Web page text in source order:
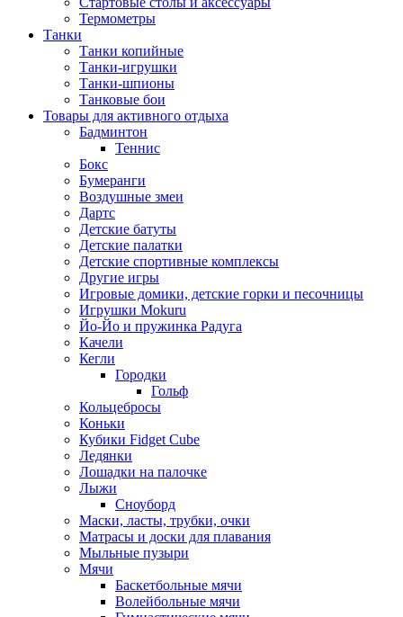
Термометры
Танки
Танки копийные
Танки-игрушки
Танки-шпионы
Танковые бои
Товары для активного отдыха
Бадминтон
Теннис
Бокс
Бумеранги
Воздушные змеи
Дартс
Детские батуты
Детские палатки
Детские спортивные комплексы
Другие игры
Игровые домики, детские горки и песочницы
Игрушки Mokuru
Йо-Йо и пружинка Радуга
Качели
Кегли
Городки
Гольф
Кольцебросы
Коньки
Кубики Fidget Cube
Ледянки
Лошадки на палочке
Лыжи
Сноуборд
Маски, ласты, трубки, очки
Матрасы и доски для плавания
Мыльные пузыри
Мячи
Баскетбольные мячи
Волейбольные мячи